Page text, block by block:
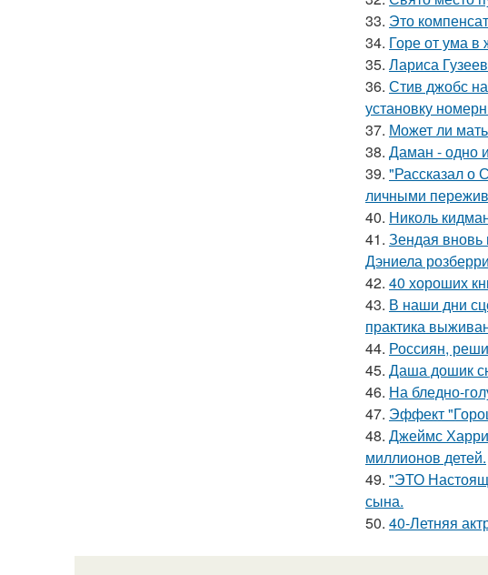
33. Это
34. Горе от ума в
35. Лариса
36. Стив джобс
установку
37. Может ли
38. Даман - одно
39. "Рассказал о
личными
40. Николь
41. Зендая вновь
Дэниела
42. 40 хороших
43. В наши дни
практика
44. Россиян,
45. Даша дошик
46. На бледно-
47. Эффект
48. Джеймс
миллионов детей.
49. "ЭТО
сына.
50. 40-Летняя